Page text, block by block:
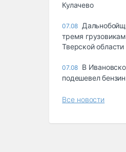
Кулачево
07.08
тремя
Тверской области
07.08 В
подешевел бензин
Все новости